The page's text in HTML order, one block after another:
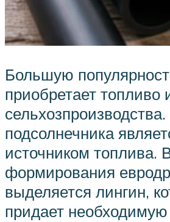
Большую
приобретает топливо
сельхозпроизводства.
подсолнечника
источником топлива.
формирования
выделяется лингин,
придает необходимую